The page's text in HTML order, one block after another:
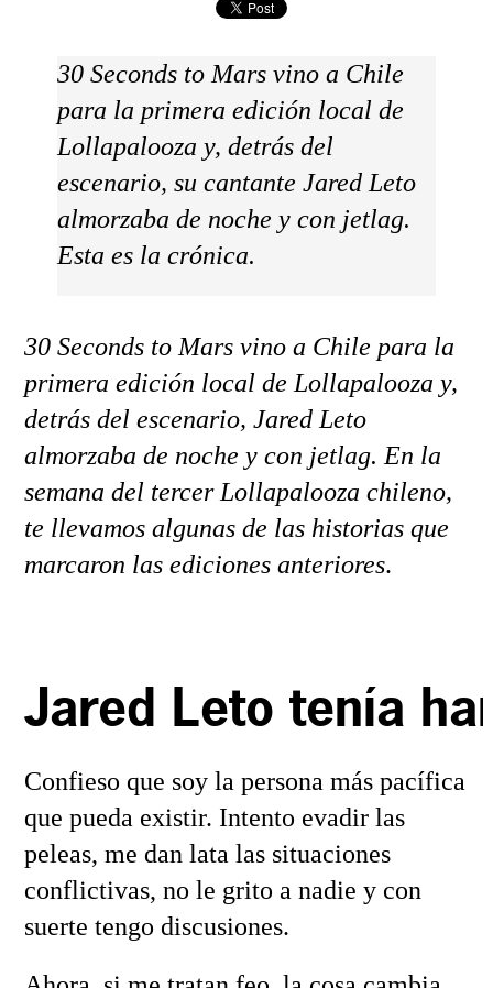
30 Seconds to Mars vino a Chile
para la primera edición local de
Lollapalooza y, detrás del
escenario, su cantante Jared Leto
almorzaba de noche y con jetlag.
Esta es la crónica.
30 Seconds to Mars vino a Chile para la
primera edición local de Lollapalooza y,
detrás del escenario, Jared Leto
almorzaba de noche y con jetlag. En la
semana del tercer Lollapalooza chileno,
te llevamos algunas de las historias que
marcaron las ediciones anteriores.
Jared Leto tenía
Confieso que soy la persona más pacífica
que pueda existir. Intento evadir las
peleas, me dan lata las situaciones
conflictivas, no le grito a nadie y con
suerte tengo discusiones.